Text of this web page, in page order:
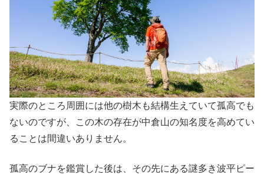
実際のところ周囲には他の樹木も結構生えていて孤高でも
ないのですが、この木の存在が中倉山の知名度を高めてい
ることは間違いありません。
孤高のブナを鑑賞した後は、その先にある謎多き波平ピー